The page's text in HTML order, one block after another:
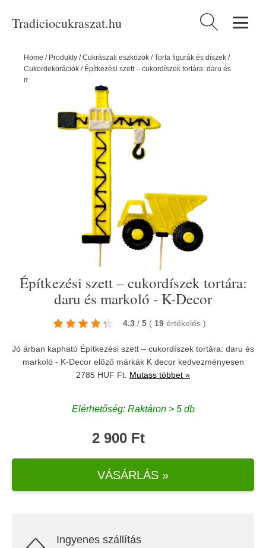
Tradiciocukraszat.hu Keresés:
Home / Produkty /Cukrászati eszközök /Torta figurák és díszek /
Cukordekorációk / Építkezési szett – cukordíszek tortára: daru és
markoló - K-Decor
Építkezési szett – cukordíszek tortára:
daru és markoló - K-Decor
4.3 / 5 ( 19 értékelés )
Jó árban kapható Építkezési szett – cukordíszek tortára: daru és
markoló - K-Decor előző márkák K decorkedvezményesen
2785 HUF Ft. Mutass többet »
Elérhetőség: Raktáron > 5 db
2 900 Ft
VÁSÁRLÁS »
Ingyenes szállítás